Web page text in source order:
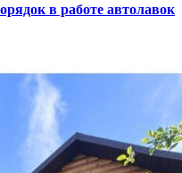
в работе автолавок